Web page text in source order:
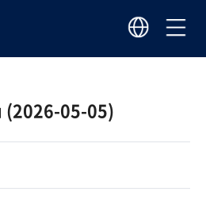
(2026-05-05)